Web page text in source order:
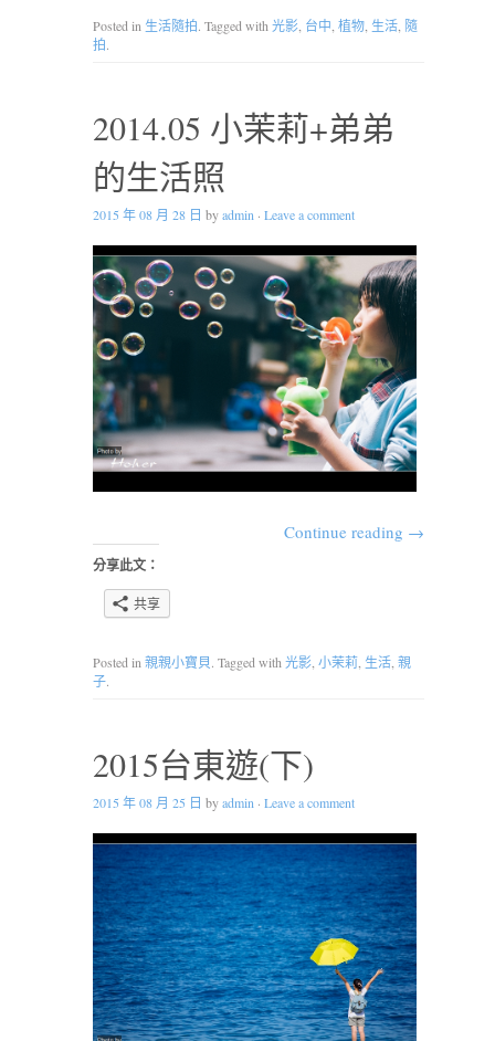
Posted in 生活隨拍. Tagged with光影, 台中, 植物, 生活, 隨
拍.
2014.05 小茉莉+弟弟
的生活照
2015 年 08 月 28 日 byadmin · Leave a comment
Continue reading →
分享此文：
共享
Posted in 親親小寶貝. Tagged with 光影 小茉莉 生活 親
子.
2015台東遊(下)
2015 年 08 月 25 日 byadmin · Leave a comment